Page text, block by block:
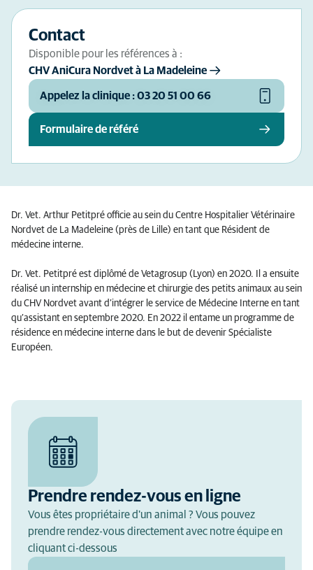
Contact
Disponible pour les références à :
CHV AniCura Nordvet à La Madeleine
Appelez la clinique : 03 20 51 00 66
Formulaire de référé
Dr. Vet. Arthur Petitpré officie au sein du Centre Hospitalier Vétérinaire
Nordvet de La Madeleine (près de Lille) en tant que Résident de
médecine interne.
Dr. Vet. Petitpré est diplômé de Vetagrosup (Lyon) en 2020. Il
a ensuite
réalisé un internship en médecine et chirurgie des petits animaux au sein
du CHV Nordvet avant d’intégrer le service de Médecine Interne en tant
qu’assistant en septembre 2020. En 2022 il entame un programme de
résidence en médecine interne dans le but de devenir Spécialiste
Européen.
Prendre rendez-vous en ligne
Vous êtes propriétaire d'un animal ? Vous pouvez
prendre rendez-vous directement avec notre équipe en
cliquant ci-dessous